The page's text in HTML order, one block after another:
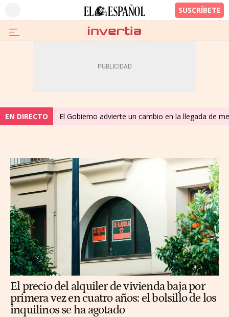
EN DIRECTO El Gobierno advierte un cambio en la llegada de
El precio del alquiler de vivienda baja por
primera vez en cuatro años: el bolsillo de los
inquilinos se ha agotado